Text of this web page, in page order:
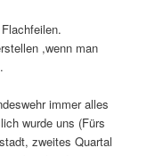
,wenn man
immer alles
wurde uns (Fürs
zweites Quartal